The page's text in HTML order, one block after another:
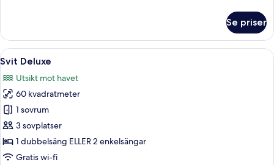
-
utsikt
mot
Se priser
Öppna
alla
foton
för
Svit
Deluxe
Ett hotellrum med en stor säng, ett
8
Svit Deluxe
Utsikt mot havet
60 kvadratmeter
1 sovrum
3 sovplatser
1 dubbelsäng ELLER 2 enkelsängar
Gratis wi-fi